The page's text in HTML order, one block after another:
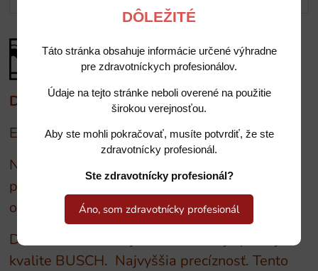
DÔLEŽITÉ
Táto stránka obsahuje informácie určené výhradne
pre zdravotníckych profesionálov.
Údaje na tejto stránke neboli overené na použitie
širokou verejnosťou.
Aby ste mohli pokračovať, musíte potvrdiť, že ste
zdravotnícky profesionál.
Ste zdravotnícky profesionál?
Áno, som zdravotnícky profesionál
Diamntové nástroje BUSCH
Európsky patent číslo: 1157627
Na predbrúsenie ortodontickej a zubnej
protézy. Pre opracovanie individuálnych
odtlačkových lyžíc a sadry
Diamantové nástroje v osvedčenej vysokej
kvalite BUSCH. Najvyššia precíznosť. Tento